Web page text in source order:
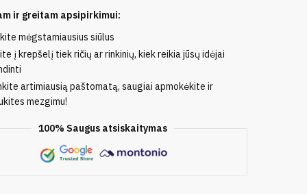
ir greitam apsipirkimui:
mėgstamiausius siūlus
į krepšelį tiek ričių ar rinkinių, kiek reikia jūsų idėjai
artimiausią paštomatą, saugiai apmokėkite ir
mezgimu!
100% Saugus atsiskaitymas